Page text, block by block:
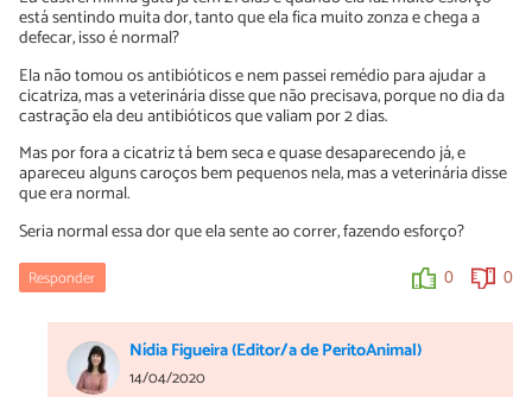
Mas fiz 2 roupinhas porque ela sujou então precisei trocar.
está sentindo muita dor, tanto que ela fica muito zonza e chega a
defecar, isso é normal?
Ela não tomou os antibióticos e nem passei remédio para ajudar a
cicatriza, mas a veterinária disse que não precisava, porque no dia da
castração ela deu antibióticos que valiam por 2 dias.
Mas por fora a cicatriz tá bem seca e quase desaparecendo já, e
apareceu alguns caroços bem pequenos nela, mas a veterinária disse
que era normal.
Seria normal essa dor que ela sente ao correr, fazendo esforço?
Responder 0 0
Nídia Figueira (Editor/a de PeritoAnimal)
14/04/2020